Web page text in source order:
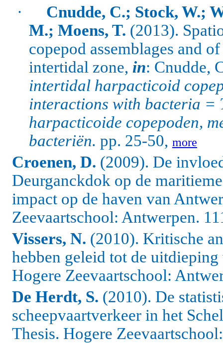
·
Cnudde, C.; Stock, W.;
M.; Moens, T. (2013).
copepod assemblages and
intertidal zone, in: Cnudde,
intertidal harpacticoid
interactions with bacteria =
harpacticoide copepoden,
bacteriën. pp. 25-50, more
Croenen, D. (2009). De
Deurganckdok op de
impact op de haven van
Zeevaartschool: Antwerpen.
Vissers, N. (2010). Kritische
hebben geleid tot de uitdieping
Hogere Zeevaartschool:
De Herdt, S. (2010). De
scheepvaartverkeer in het
Thesis. Hogere